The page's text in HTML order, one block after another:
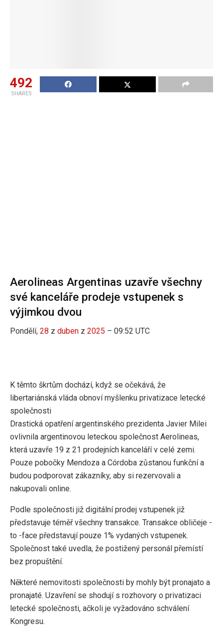
492
SHARES
Aerolineas Argentinas uzavře všechny
své kanceláře prodeje vstupenek s
výjimkou dvou
Pondělí, 28 z duben z 2025 – 09:52 UTC
K těmto škrtům dochází, když se očekává, že
libertariánská vláda obnoví myšlenku privatizace letecké
společnosti
Drastická opatření argentinského prezidenta Javier Milei
ovlivnila argentinovou leteckou společnost Aerolineas,
která uzavře 19 z 21 prodejních kanceláří v celé zemi.
Pouze pobočky Mendoza a Córdoba zůstanou funkční a
budou podporovat zákazníky, aby si rezervovali a
nakupovali online.
Podle společnosti již digitální prodej vstupenek již
představuje téměř všechny transakce. Transakce obličeje -
to -face představují pouze 1% vydaných vstupenek.
Společnost také uvedla, že postižený personál přemístí
bez propuštění.
Některé nemovitosti společnosti by mohly být pronajato a
pronajaté. Uzavření se shodují s rozhovory o privatizaci
letecké společnosti, ačkoli je vyžadováno schválení
Kongresu.